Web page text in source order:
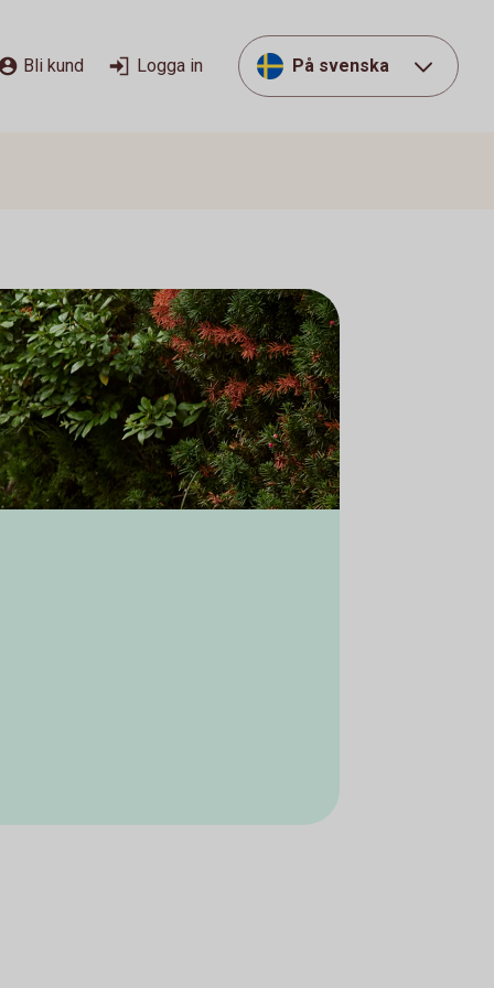
Bli kund Logga in På svenska